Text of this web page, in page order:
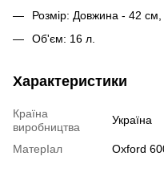
Розмір: Довжина - 42
Об'єм: 16 л.
Характеристики
Країна
виробництва
Україна
МатерІал Oxford